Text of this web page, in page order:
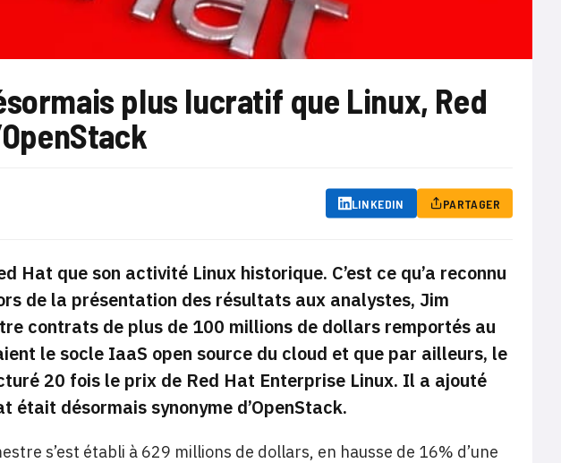
plus lucratif que Linux, Red
LINKEDIN PARTAGER
Hat que son activité Linux historique. C’est ce qu’a reconnu
de la présentation des résultats aux analystes, Jim
contrats de plus de 100 millions de dollars remportés au
le socle IaaS open source du cloud et que par ailleurs, le
20 fois le prix de Red Hat Enterprise Linux. Il a ajouté
désormais synonyme d’OpenStack.
s’est établi à 629 millions de dollars, en hausse de 16% d’une